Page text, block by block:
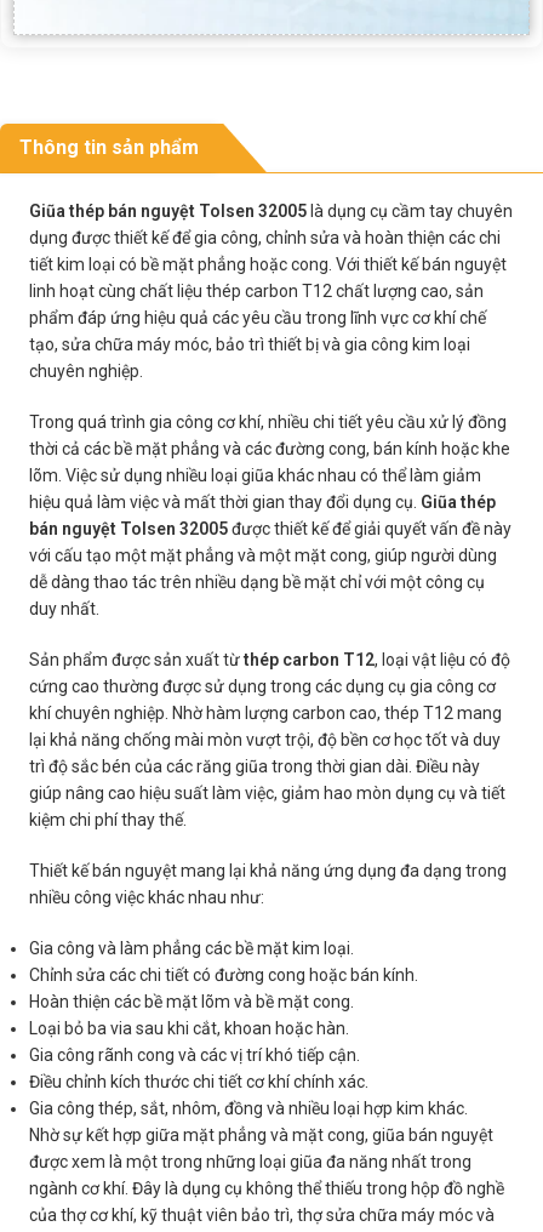
Thông tin sản phẩm
Giũa thép bán nguyệt Tolsen 32005 là dụng cụ cầm tay chuyên
dụng được thiết kế để gia công, chỉnh sửa và hoàn thiện các chi
tiết kim loại có bề mặt phẳng hoặc cong. Với thiết kế bán nguyệt
linh hoạt cùng chất liệu thép carbon T12 chất lượng cao, sản
phẩm đáp ứng hiệu quả các yêu cầu trong lĩnh vực cơ khí chế
tạo, sửa chữa máy móc, bảo trì thiết bị và gia công kim loại
chuyên nghiệp.
Trong quá trình gia công cơ khí, nhiều chi tiết yêu cầu xử lý đồng
thời cả các bề mặt phẳng và các đường cong, bán kính hoặc khe
lõm. Việc sử dụng nhiều loại giũa khác nhau có thể làm giảm
hiệu quả làm việc và mất thời gian thay đổi dụng cụ. Giũa thép
bán nguyệt Tolsen 32005được thiết kế để giải quyết vấn đề này
với cấu tạo một mặt phẳng và một mặt cong, giúp người dùng
dễ dàng thao tác trên nhiều dạng bề mặt chỉ với một công cụ
duy nhất.
Sản phẩm được sản xuất từthép carbon T12, loại vật liệu có độ
cứng cao thường được sử dụng trong các dụng cụ gia công cơ
khí chuyên nghiệp. Nhờ hàm lượng carbon cao, thép T12 mang
lại khả năng chống mài mòn vượt trội, độ bền cơ học tốt và duy
trì độ sắc bén của các răng giũa trong thời gian dài. Điều này
giúp nâng cao hiệu suất làm việc, giảm hao mòn dụng cụ và tiết
kiệm chi phí thay thế.
Thiết kế bán nguyệt mang lại khả năng ứng dụng đa dạng trong
nhiều công việc khác nhau như:
Gia công và làm phẳng các bề mặt kim loại.
Chỉnh sửa các chi tiết có đường cong hoặc bán kính.
Hoàn thiện các bề mặt lõm và bề mặt cong.
Loại bỏ ba via sau khi cắt, khoan hoặc hàn.
Gia công rãnh cong và các vị trí khó tiếp cận.
Điều chỉnh kích thước chi tiết cơ khí chính xác.
Gia công thép, sắt, nhôm, đồng và nhiều loại hợp kim khác.
Nhờ sự kết hợp giữa mặt phẳng và mặt cong, giũa bán nguyệt
được xem là một trong những loại giũa đa năng nhất trong
ngành cơ khí. Đây là dụng cụ không thể thiếu trong hộp đồ nghề
của thợ cơ khí, kỹ thuật viên bảo trì, thợ sửa chữa máy móc và